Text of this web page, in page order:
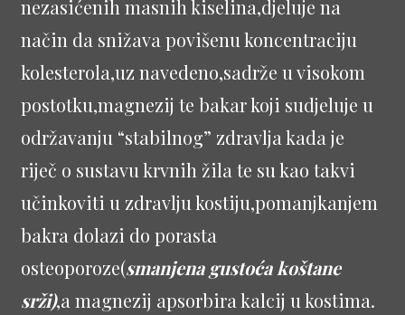
nezasićenih masnih kiselina,djeluje na
način da snižava povišenu koncentraciju
kolesterola,uz navedeno,sadrže u visokom
postotku,magnezij te bakar koji sudjeluje u
održavanju “stabilnog” zdravlja kada je
riječ o sustavu krvnih žila te su kao takvi
učinkoviti u zdravlju kostiju,pomanjkanjem
bakra dolazi do porasta
osteoporoze(smanjena gustoća koštane
srži),a magnezij apsorbira kalcij u kostima.